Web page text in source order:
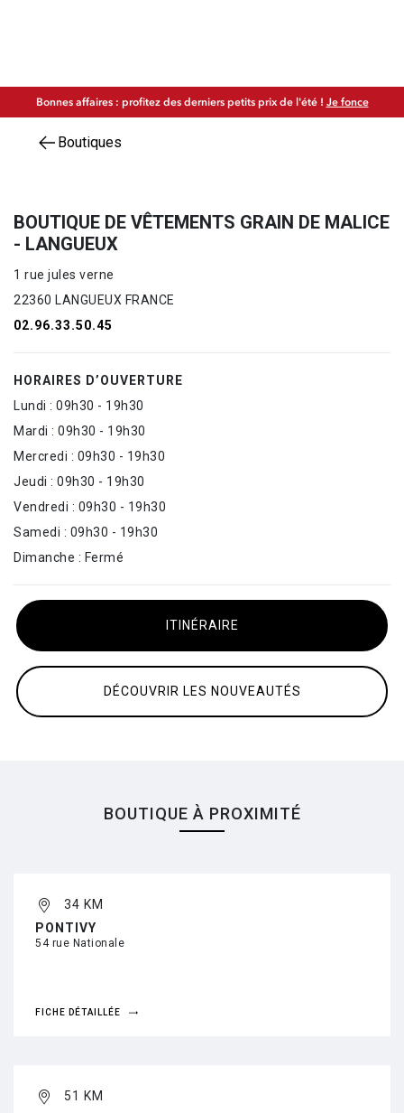
Bonnes affaires : profitez des derniers petits prix de l'été ! Je fonce
Boutiques
BOUTIQUE DE VÊTEMENTS GRAIN DE MALICE
- LANGUEUX
1 rue jules verne
22360 LANGUEUX FRANCE
02.96.33.50.45
HORAIRES D’OUVERTURE
Lundi : 09h30 - 19h30
Mardi : 09h30 - 19h30
Mercredi : 09h30 - 19h30
Jeudi : 09h30 - 19h30
Vendredi : 09h30 - 19h30
Samedi : 09h30 - 19h30
Dimanche : Fermé
DÉCOUVRIR LES NOUVEAUTÉS
ITINÉRAIRE
BOUTIQUE À PROXIMITÉ
34 KM
PONTIVY
54 rue Nationale
FICHE DÉTAILLÉE
51 KM